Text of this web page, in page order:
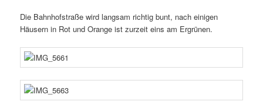
Die Bahnhofstraße wird langsam richtig bunt, nach einigen
Häusern in Rot und Orange ist zurzeit eins am Ergrünen.